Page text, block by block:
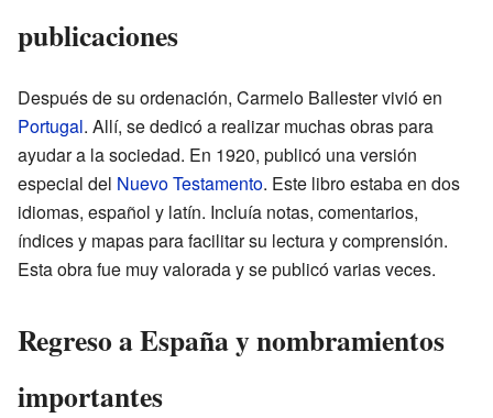
publicaciones
Después de su ordenación, Carmelo Ballester vivió en
Portugal. Allí, se dedicó a realizar muchas obras para
ayudar a la sociedad. En 1920, publicó una versión
especial del Nuevo Testamento. Este libro estaba en dos
idiomas, español y latín. Incluía notas, comentarios,
índices y mapas para facilitar su lectura y comprensión.
Esta obra fue muy valorada y se publicó varias veces.
Regreso a España y nombramientos
importantes